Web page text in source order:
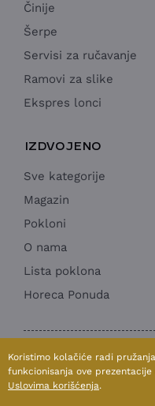
Činije
Šerpe
Servisi za ručavanje
Ramovi za slike
Ekspres lonci
IZDVOJENO
Sve kategorije
Magazin
Pokloni
O nama
Lista poklona
Horeca Ponuda
1998 - 2026 © SUN MOON &
Izrada internet prodavnice:
Koristimo kolačiće radi
funkcionisanja ove
Uslovima korišćenja.